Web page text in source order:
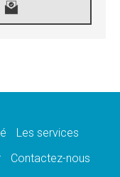
aux religieuses
nationale
Les services
Contactez-nous